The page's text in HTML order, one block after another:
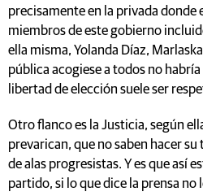
precisamente en la privada donde
miembros de este gobierno
ella misma, Yolanda Díaz,
pública acogiese a todos no
libertad de elección suele ser
Otro flanco es la Justicia, según
prevarican, que no saben hacer
de alas progresistas. Y es que así
partido, si lo que dice la prensa no